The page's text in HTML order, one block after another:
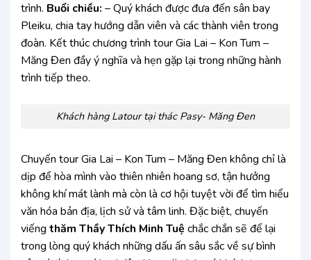
trình. Buổi chiều: – Quý khách được đưa đến sân bay
Pleiku, chia tay hướng dẫn viên và các thành viên trong
đoàn. Kết thúc chương trình tour Gia Lai – Kon Tum –
Măng Đen đầy ý nghĩa và hẹn gặp lại trong những hành
trình tiếp theo.
Khách hàng Latour tại thác Pasy- Măng Đen
Chuyến tour Gia Lai – Kon Tum – Măng Đen không chỉ là
dịp để hòa mình vào thiên nhiên hoang sơ, tận hưởng
không khí mát lành mà còn là cơ hội tuyệt vời để tìm hiểu
văn hóa bản địa, lịch sử và tâm linh. Đặc biệt, chuyến
viếng thăm Thầy Thích Minh Tuệ chắc chắn sẽ để lại
trong lòng quý khách những dấu ấn sâu sắc về sự bình